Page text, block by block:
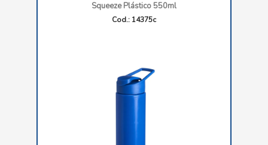
Squeeze Plástico 550ml
Cod.: 14375c